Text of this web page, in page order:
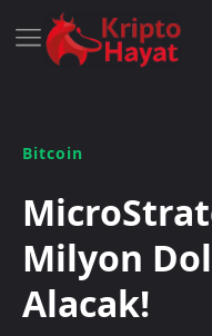
Bitcoin
Milyon
Alacak!